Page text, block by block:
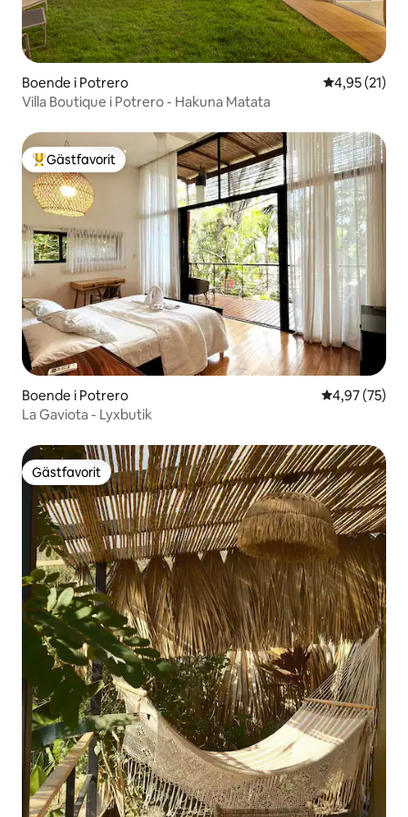
Boende i Potrero 4,95 av 5 i
4,95 (21)
Villa Boutique i Potrero - Hakuna Matata
Populär gästfavorit
Gästfavorit
Boende i Potrero 4,97 av 5 i
4,97 (75)
La Gaviota - Lyxbutik
Gästfavorit
Gästfavorit